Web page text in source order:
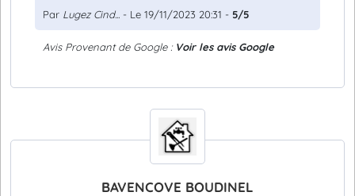
Par Lugez Cind... - Le 19/11/2023 20:31 - 5/5
Avis Provenant de Google : Voir les avis Google
BAVENCOVE BOUDINEL